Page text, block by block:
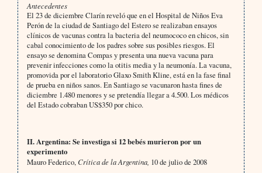
Antecedentes
El 23 de diciembre Clarín reveló que en el Hospital de Niños Eva
Perón de la ciudad de Santiago del Estero se realizaban ensayos
clínicos de vacunas contra la bacteria del neumococo en chicos, sin
cabal conocimiento de los padres sobre sus posibles riesgos. El
ensayo se denomina Compas y presenta una nueva vacuna para
prevenir infecciones como la otitis media y la neumonía. La vacuna,
promovida por el laboratorio Glaxo Smith Kline, está en la fase final
de prueba en niños sanos. En Santiago se vacunaron hasta fines de
diciembre 1.480 menores y se pretendía llegar a 4.500. Los médicos
del Estado cobraban US$350 por chico.
II. Argentina: Se investiga si 12 bebés murieron por un
experimento
Mauro Federico,Crítica de la Argentina, 10 de julio de 2008